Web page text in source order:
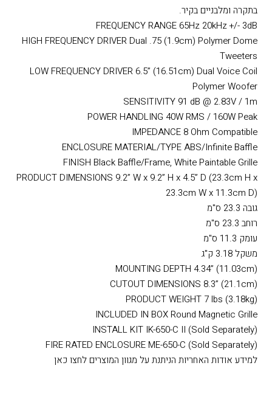
בתקרה ומלבניים בקיר.
FREQUENCY RANGE 65Hz 20kHz +/- 3dB
HIGH FREQUENCY DRIVER Dual .75 (1.9cm) Polymer Dome
Tweeters
LOW FREQUENCY DRIVER 6.5” (16.51cm) Dual Voice Coil
Polymer Woofer
SENSITIVITY 91 dB @ 2.83V / 1m
POWER HANDLING 40W RMS / 160W Peak
IMPEDANCE 8 Ohm Compatible
ENCLOSURE MATERIAL/TYPE ABS/Infinite Baffle
FINISH Black Baffle/Frame, White Paintable Grille
PRODUCT DIMENSIONS 9.2” W x 9.2” H x 4.5” D (23.3cm H x
23.3cm W x 11.3cm D)
גובה 23.3 ס"מ
רוחב 23.3 ס"מ
עומק 11.3 ס"מ
משקל 3.18 ק"ג
MOUNTING DEPTH 4.34” (11.03cm)
CUTOUT DIMENSIONS 8.3” (21.1cm)
PRODUCT WEIGHT 7 lbs (3.18kg)
INCLUDED IN BOX Round Magnetic Grille
INSTALL KIT IK-650-C II (Sold Separately)
FIRE RATED ENCLOSURE ME-650-C (Sold Separately)
למידע אודות האחריות הניתנת על מגוון המוצרים לחצו כאן